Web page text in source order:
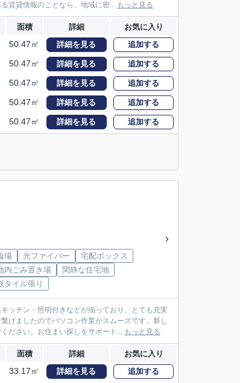
賃貸情報のことなら、地域に密... もっと見る
面積 詳細 お気に入り
50.47㎡ 詳細を見る 追加する
50.47㎡ 詳細を見る 追加する
50.47㎡ 詳細を見る 追加する
50.47㎡ 詳細を見る 追加する
50.47㎡ 詳細を見る 追加する
場 光ファイバー
宅配ボックス
内ごみ置き場
閑静な住宅地
タイル張り
ッチン・照明付きなどが揃っており、とても充実
げましたのでパソコン作業がスムーズです。新し
ださい。お住まい探しをサポート... もっと見る
面積 詳細 お気に入り
33.17㎡ 詳細を見る 追加する